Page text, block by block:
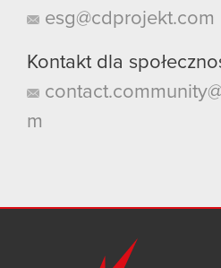
esg@cdprojekt.com
Kontakt dla
m